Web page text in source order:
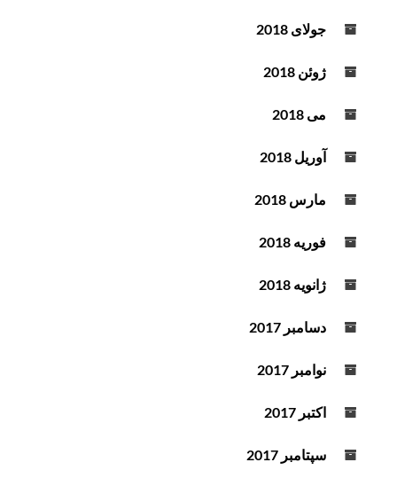
جولای 2018
ژوئن 2018
می 2018
آوریل 2018
مارس 2018
فوریه 2018
ژانویه 2018
دسامبر 2017
نوامبر 2017
اکتبر 2017
سپتامبر 2017